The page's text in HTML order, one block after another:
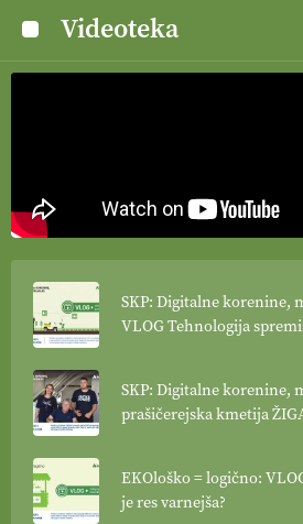
Videoteka
SKP: Digitalne korenine,
VLOG Tehnologija
SKP: Digitalne korenine,
prašičerejska kmetija
EKOloško = logično:
je res varnejša?